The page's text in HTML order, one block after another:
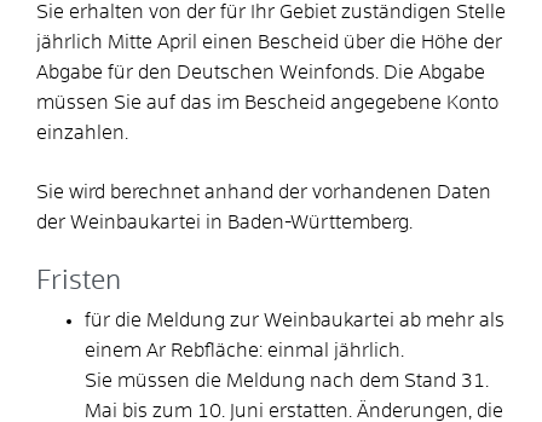
Sie erhalten von der für Ihr Gebiet zuständigen Stelle
jährlich Mitte April einen Bescheid über die Höhe der
Abgabe für den Deutschen Weinfonds. Die Abgabe
müssen Sie auf das im Bescheid angegebene Konto
einzahlen.
Sie wird berechnet anhand der vorhandenen Daten
der Weinbaukartei in Baden-Württemberg.
Fristen
für die Meldung zur Weinbaukartei ab mehr als
einem Ar Rebfläche: einmal jährlich.
Sie müssen die Meldung nach dem Stand 31.
Mai bis zum 10. Juni erstatten. Änderungen, die